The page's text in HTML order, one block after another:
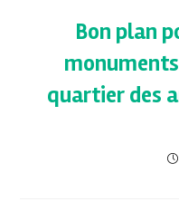
Bon plan
quartier des